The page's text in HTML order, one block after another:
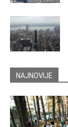
NAJNOVIJE